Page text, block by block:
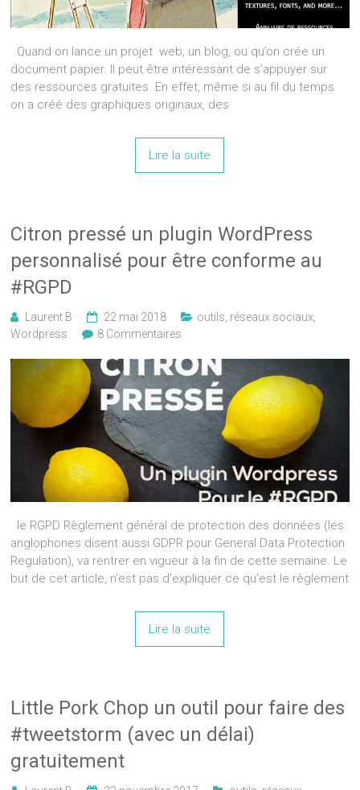
Quand on lance un projet web, un blog, ou qu’on crée un
document papier. Il peut être intéressant de s’appuyer sur
des ressources gratuites. En effet, même si au fil du temps
on a créé des graphiques originaux, des
Lire la suite
Citron pressé un plugin WordPress
personnalisé pour être conforme au
#RGPD
Laurent B 22 mai 2018 outils réseaux sociaux
Wordpress
8 Commentaires
le RGPD Règlement général de protection des données (les
anglophones disent aussi GDPR pour General Data Protection
Regulation), va rentrer en vigueur à la fin de cette semaine. Le
but de cet article, n’est pas d’expliquer ce qu’est le règlement
Lire la suite
Little Pork Chop un outil pour faire des
#tweetstorm (avec un délai)
gratuitement